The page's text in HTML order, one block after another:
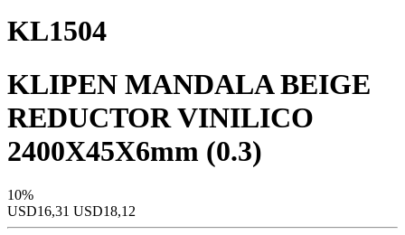
KL1504
KLIPEN MANDALA BEIGE
REDUCTOR VINILICO
2400X45X6mm (0.3)
10%
USD16,31 USD18,12